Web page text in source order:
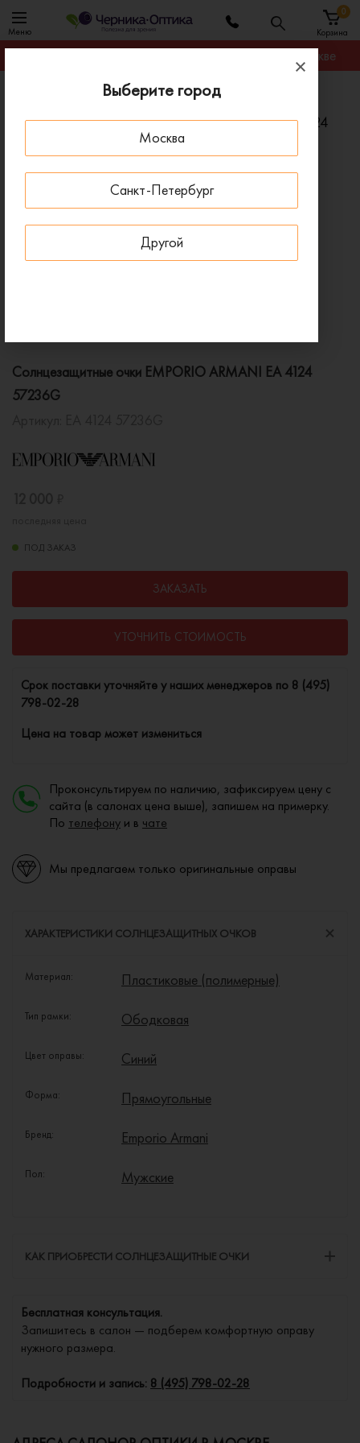
Выберите город
Москва
Санкт-Петербург
Другой
Меню Корзина
0
Гарантируем лучшую цену на любую оправу в Москве
Солнцезащитные очки
Солнцезащитные очки EMPORIO ARMANI EA 4124
Солнцезащитные очки EMPORIO ARMANI EA 4124
57236G
ПОД ЗАКАЗ
ЗАКАЗАТЬ
УТОЧНИТЬ СТОИМОСТЬ
Cрок поставки уточняйте у наших менеджеров по 8 (495)
798-02-28
Цена на товар может измениться
Проконсультируем по наличию, зафиксируем цену с
сайта (в салонах цена выше), запишем на примерку.
По телефону и в чате
Мы предлагаем только оригинальные оправы
ХАРАКТЕРИСТИКИ СОЛНЦЕЗАЩИТНЫХ ОЧКОВ
Материал: Пластиковые (полимерные)
Тип рамки: Ободковая
Цвет оправы: Синий
Форма: Прямоугольные
Бренд: Emporio Armani
Пол: Мужские
КАК ПРИОБРЕСТИ СОЛНЦЕЗАЩИТНЫЕ ОЧКИ
Бесплатная консультация.
Запишитесь в салон — подберем комфортную оправу
нужного размера.
Подробности и запись: 8 (495) 798-02-28